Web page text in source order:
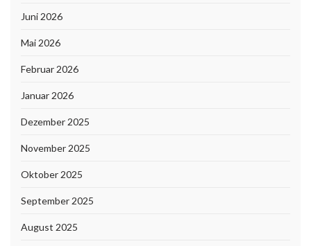
Juni 2026
Mai 2026
Februar 2026
Januar 2026
Dezember 2025
November 2025
Oktober 2025
September 2025
August 2025